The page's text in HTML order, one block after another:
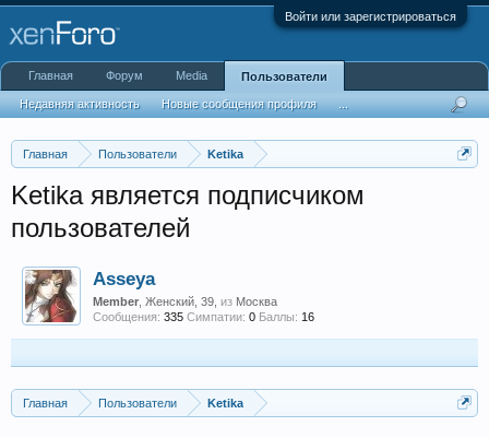
Войти или зарегистрироваться
Главная Пользователи Ketika
Ketika является подписчиком
пользователей
Asseya
Member , Женский, 39, из Москва
Сообщения: 335 Симпатии: 0 Баллы: 16
Главная Пользователи Ketika
Главная Форум Media Пользователи
Недавняя активность Новые сообщения профиля